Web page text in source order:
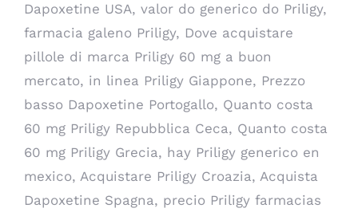
Dapoxetine USA, valor do generico do Priligy,
farmacia galeno Priligy, Dove acquistare
pillole di marca Priligy 60 mg a buon
mercato, in linea Priligy Giappone, Prezzo
basso Dapoxetine Portogallo, Quanto costa
60 mg Priligy Repubblica Ceca, Quanto costa
60 mg Priligy Grecia, hay Priligy generico en
mexico, Acquistare Priligy Croazia, Acquista
Dapoxetine Spagna, precio Priligy farmacias